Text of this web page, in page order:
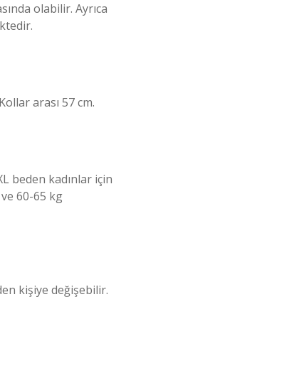
olabilir. Ayrıca
arası 57 cm.
beden kadınlar için
60-65 kg
kişiye değişebilir.